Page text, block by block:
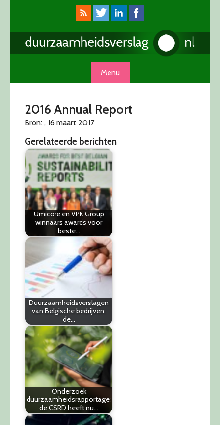
Menu
2016 Annual Report
Bron: , 16 maart 2017
Gerelateerde berichten
Umicore en VPK Group
winnaars awards voor
beste…
Duurzaamheidsverslagen
van Belgische bedrijven:
de…
Onderzoek
duurzaamheidsrapportage:
de CSRD heeft nu…